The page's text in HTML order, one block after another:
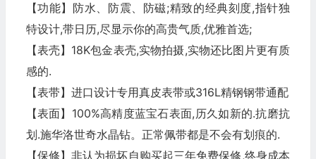
【功能】防水、防震、防磁;精致的经典刻度,指针独
特设计,带日历,尽显示你的高贵气质,优雅首选;
【表壳】18K包金表壳,实物拍摄,实物还比图片更有质
感的.
【表带】进口设计专用真皮表带或316L精钢钢带通配
【表面】100%高精度蓝宝石表面,历久如新的.抗磨抗
划.施华洛世奇水晶钻。正常佩带都是不会有划痕的.
【保修】非认为损坏自购买起三年免费保修,终身成本